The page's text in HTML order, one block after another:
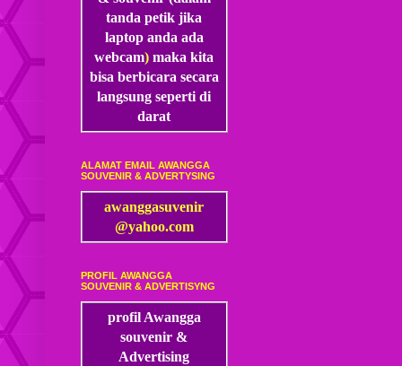
tanda petik jika
laptop anda ada
webcam)maka kita
bisa berbicara secara
langsung seperti di
darat
ALAMAT EMAIL AWANGGA
SOUVENIR & ADVERTYSING
awanggasuvenir
@yahoo.com
PROFIL AWANGGA
SOUVENIR & ADVERTISYNG
profil Awangga
souvenir &
Advertising